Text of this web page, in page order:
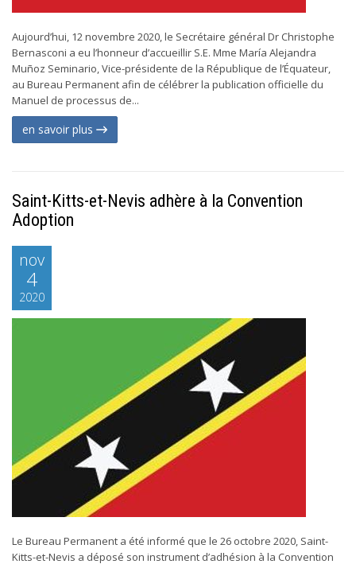
Aujourd’hui, 12 novembre 2020, le Secrétaire général Dr Christophe
Bernasconi a eu l’honneur d’accueillir S.E. Mme María Alejandra
Muñoz Seminario, Vice-présidente de la République de l’Équateur,
au Bureau Permanent afin de célébrer la publication officielle du
Manuel de processus de...
en savoir plus
Saint-Kitts-et-Nevis adhère à la Convention
Adoption
nov
4
2020
Le Bureau Permanent a été informé que le 26 octobre 2020, Saint-
Kitts-et-Nevis a déposé son instrument d’adhésion à la Convention